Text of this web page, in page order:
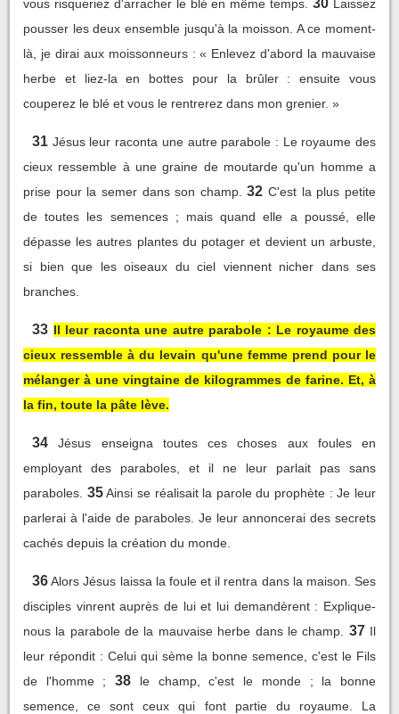
vous risqueriez d'arracher le blé en même temps. 30
Laissez
pousser les deux ensemble jusqu'à la moisson. A ce moment-
là, je dirai aux moissonneurs : « Enlevez d'abord la mauvaise
herbe et liez-la en bottes pour la brûler : ensuite vous
couperez le blé et vous le rentrerez dans mon grenier. »
31 Jésus leur raconta une autre parabole : Le royaume des
cieux ressemble à une graine de moutarde qu'un homme a
prise pour la semer dans son champ. 32 C'est la plus petite
de toutes les semences ; mais quand elle a poussé, elle
dépasse les autres plantes du potager et devient un arbuste,
si bien que les oiseaux du ciel viennent nicher dans ses
branches.
33 Il leur raconta une autre parabole : Le royaume des
cieux ressemble à du levain qu'une femme prend pour le
mélanger à une vingtaine de kilogrammes de farine. Et, à
la fin, toute la pâte lève.
34
Jésus enseigna toutes ces choses aux foules en
employant des paraboles, et il ne leur parlait pas sans
paraboles. 35 Ainsi se réalisait la parole du prophète : Je leur
parlerai à l'aide de paraboles. Je leur annoncerai des secrets
cachés depuis la création du monde.
36Alors Jésus laissa la foule et il rentra dans la maison. Ses
disciples vinrent auprès de lui et lui demandèrent : Explique-
nous la parabole de la mauvaise herbe dans le champ.
37 Il
leur répondit : Celui qui sème la bonne semence, c'est le Fils
de l'homme ;
38
le champ, c'est le monde ; la bonne
semence, ce sont ceux qui font partie du royaume. La